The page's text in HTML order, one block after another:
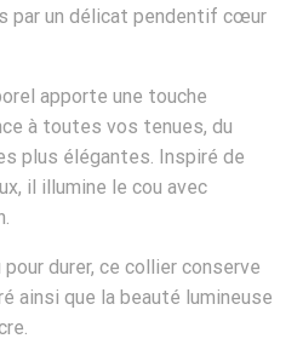
par un délicat pendentif cœur
apporte une touche
à toutes vos tenues, du
plus élégantes. Inspiré de
il illumine le cou avec
durer, ce collier conserve
ainsi que la beauté lumineuse